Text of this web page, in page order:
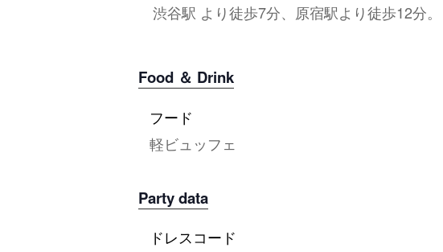
渋谷駅 より徒歩7分、原宿駅より徒歩12分。
Food ＆ Drink
フード
軽ビュッフェ
Party data
ドレスコード